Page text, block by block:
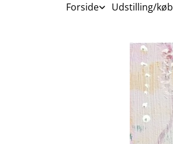
Forside Udstilling/køb